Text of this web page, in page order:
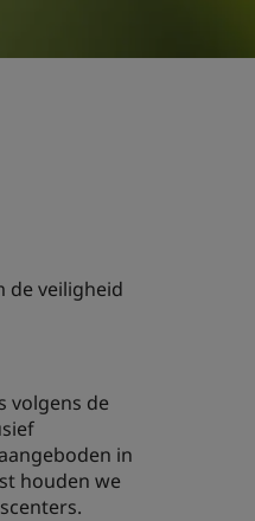
de veiligheid
volgens de
in
houden we